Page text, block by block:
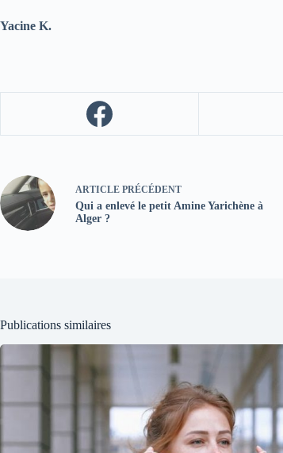
Yacine K.
ARTICLE PRÉCÉDENT
Qui a enlevé le petit Amine Yarichène à
Alger ?
Publications similaires